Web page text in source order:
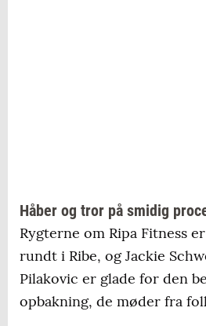
Håber og tror på smidig
Rygterne om Ripa Fitness
rundt i Ribe, og Jackie
Pilakovic er glade for den
opbakning, de møder fra